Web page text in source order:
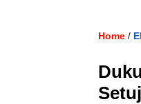
Home /